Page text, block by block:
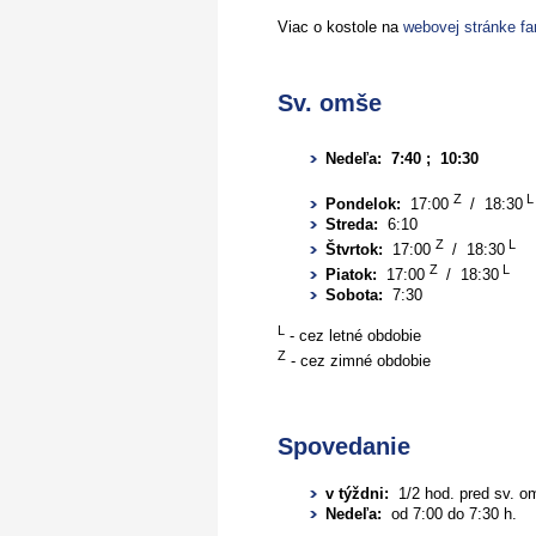
Viac o kostole na webovej stránke
Sv. omše
Nedeľa: 7:40 ; 10:30
Pondelok: 17:00 Z / 18:30 L
Streda: 6:10
Štvrtok: 17:00 Z / 18:30 L
Piatok: 17:00 Z / 18:30 L
Sobota: 7:30
L - cez letné obdobie
Z - cez zimné obdobie
Spovedanie
v týždni:
1/2 hod. pred sv.
Nedeľa: od 7:00 do 7:30 h.